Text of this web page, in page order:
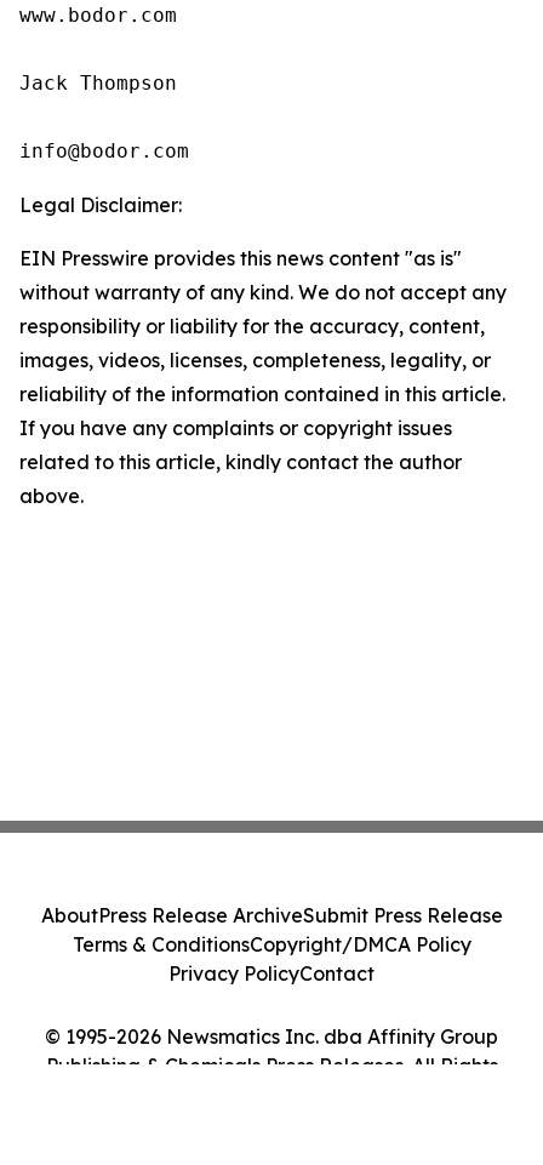
www.bodor.com
Jack Thompson
info@bodor.com
Legal Disclaimer:
EIN Presswire provides this news content "as is"
without warranty of any kind. We do not accept any
responsibility or liability for the accuracy, content,
images, videos, licenses, completeness, legality, or
reliability of the information contained in this article.
If you have any complaints or copyright issues
related to this article, kindly contact the author
above.
© 1995-2026 Newsmatics Inc. dba Affinity Group
Publishing & Chemicals Press Releases. All Rights
AboutPress Release ArchiveSubmit Press Release
Terms & ConditionsCopyright/DMCA Policy
Privacy PolicyContact